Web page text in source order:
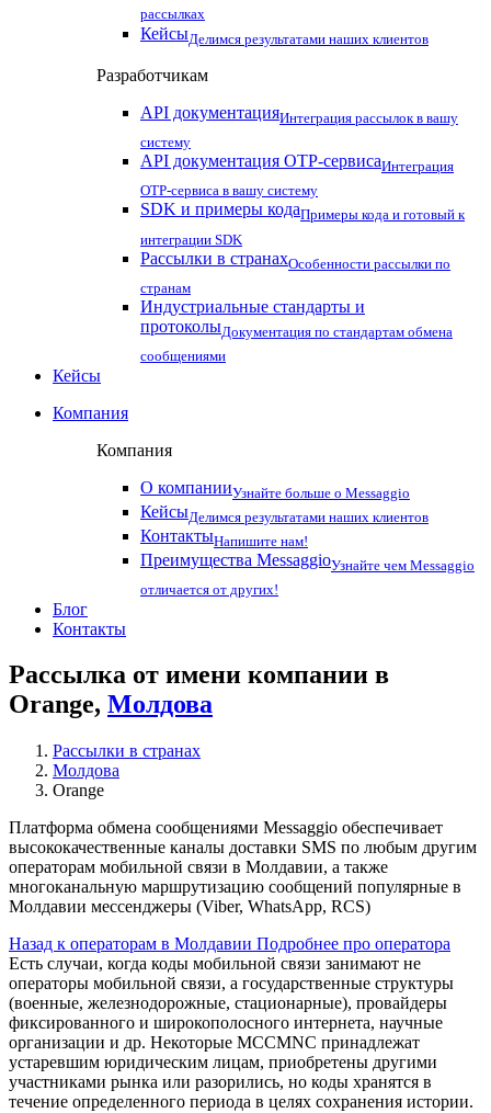
рассылках
КейсыДелимся результатами наших клиентов
Разработчикам
API документацияИнтеграция рассылок в вашу
систему
API документация OTP-сервисаИнтеграция
OTP-сервиса в вашу систему
SDK и примеры кодаПримеры кода и готовый к
интеграции SDK
Рассылки в странахОсобенности рассылки по
странам
Индустриальные стандарты и
протоколыДокументация по стандартам обмена
сообщениями
Кейсы
Компания
Компания
О компанииУзнайте больше о Messaggio
КейсыДелимся результатами наших клиентов
КонтактыНапишите нам!
Преимущества MessaggioУзнайте чем Messaggio
отличается от других!
Блог
Контакты
Рассылка от имени компании в
Orange, Молдова
Рассылки в странах
Молдова
Orange
Платформа обмена сообщениями Messaggio обеспечивает
высококачественные каналы доставки SMS по любым другим
операторам мобильной связи в Молдавии, а также
многоканальную маршрутизацию сообщений популярные в
Молдавии мессенджеры (Viber, WhatsApp, RCS)
Назад к операторам в Молдавии Подробнее про оператора
Есть случаи, когда коды мобильной связи занимают не
операторы мобильной связи, а государственные структуры
(военные, железнодорожные, стационарные), провайдеры
фиксированного и широкополосного интернета, научные
организации и др. Некоторые MCCMNC принадлежат
устаревшим юридическим лицам, приобретены другими
участниками рынка или разорились, но коды хранятся в
течение определенного периода в целях сохранения истории.